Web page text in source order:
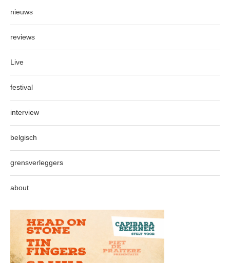
nieuws
reviews
Live
festival
interview
belgisch
grensverleggers
about